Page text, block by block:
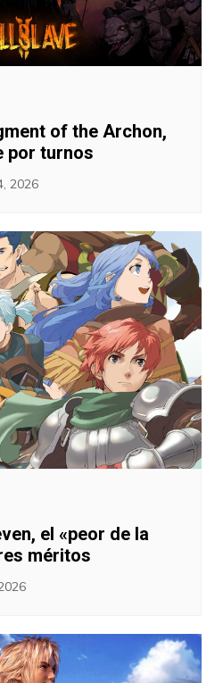
of the Archon,
por turnos
2026
el «peor de la
méritos